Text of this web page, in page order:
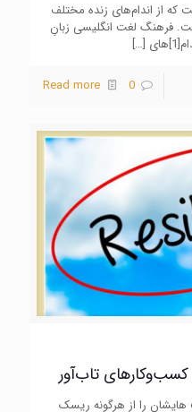
از اندام‌های زنده مختلف
فرهنگ لغت انگلیسی زبانِ
[…]
0
Read more
تاب‌آور
هایشان را از هرگونه ریسک